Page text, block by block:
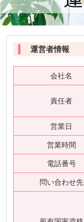
運営者情報
会社名
責任者
営業日
営業時間
電話番号
問い合わせ先